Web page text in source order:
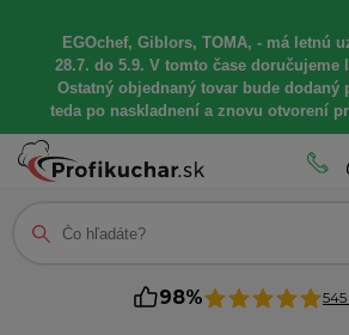
EGOchef, Giblors, TOMA, - má letnú
28.7. do 5.9. V tomto čase doručujeme
Ostatný objednaný tovar bude dodaný
teda po naskladnení a znovu otvorení
98%